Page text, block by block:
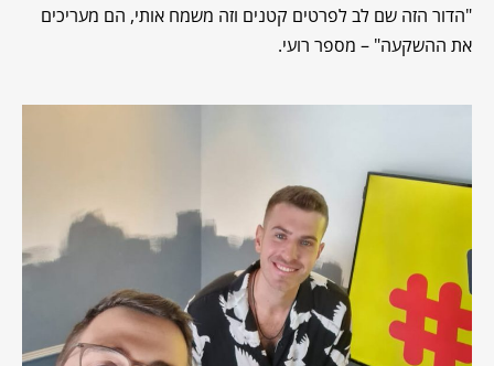
"הדור הזה שם לב לפרטים קטנים וזה משמח אותי, הם מעריכים
את ההשקעה" – מספר רועי.